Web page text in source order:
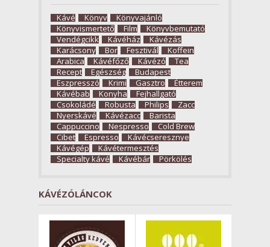
Kávé Könyv
Könyvajánló
Könyvismertető
Film
Könyvbemutató
Vendégcikk
Kávéház
Kávézás
Karácsony
Bor Fesztivál
Koffein
Arabica
Kávéfőző Kávézó
Tea
Recept
Egészség
Budapest
Eszpresszó
Krimi Gasztro
Étterem
Kávébab
Konyha
Fejhallgató
Csokoládé
Robusta Philips
Zacc
Nyerskávé
Kávézacc
Barista
Cappuccino
Nespresso
Cold Brew
Cibet
Espresso
Kávécseresznye
Kávégép
Kávétermesztés
Specialty kávé
Kávébár Pörkölés
KÁVÉZÓLÁNCOK